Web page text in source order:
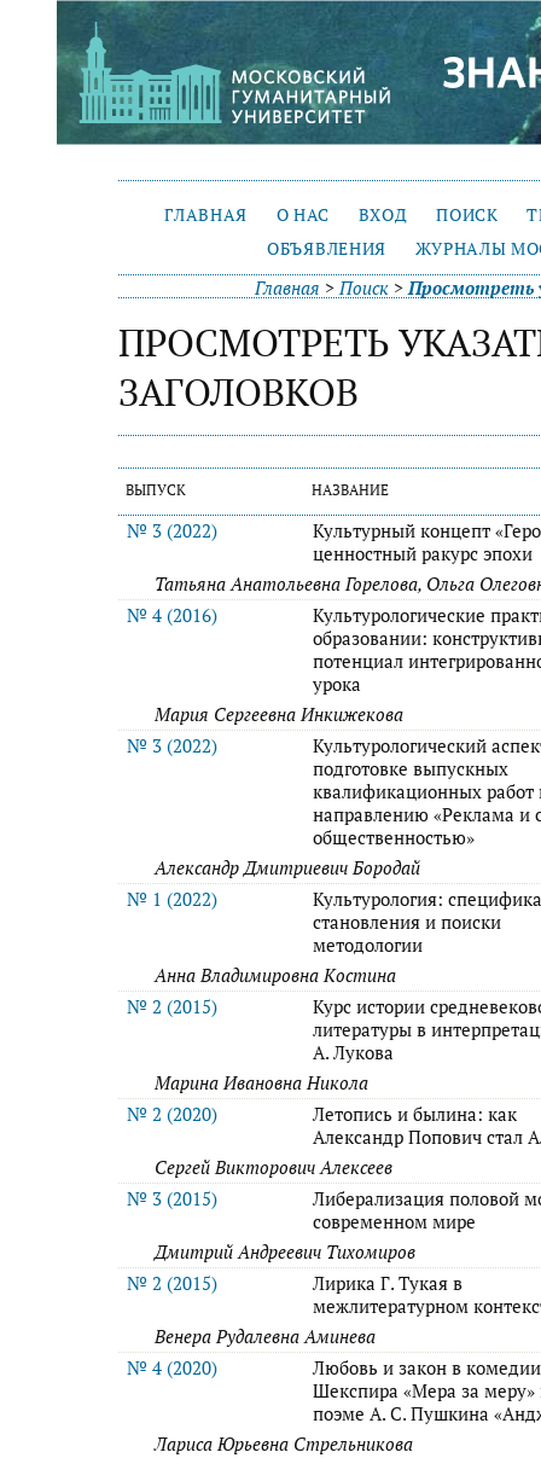
ГЛАВНАЯ О НАС ВХОД ПОИСК
ОБЪЯВЛЕНИЯ
ЖУРНАЛЫ
Главная >Поиск >Просмотреть
ПРОСМОТРЕТЬ
ЗАГОЛОВКОВ
ВЫПУСК НАЗВАНИЕ
№ 3 (2022)
Культурный концепт
ценностный ракурс эпохи
Татьяна Анатольевна Горелова, Ольга
№ 4 (2016)
Культурологические
образовании:
потенциал
урока
Мария Сергеевна Инкижекова
№ 3 (2022)
Культурологический
подготовке выпускных
квалификационных работ
направлению «Реклама и
общественностью»
Александр Дмитриевич Бородай
№ 1 (2022)
Культурология:
становления и поиски
методологии
Анна Владимировна Костина
№ 2 (2015)
Курс истории
литературы в
А. Лукова
Марина Ивановна Никола
№ 2 (2020)
Летопись и былина: как
Александр Попович стал
Сергей Викторович Алексеев
№ 3 (2015)
Либерализация половой
современном мире
Дмитрий Андреевич Тихомиров
№ 2 (2015)
Лирика Г. Тукая в
межлитературном
Венера Рудалевна Аминева
№ 4 (2020)
Любовь и закон в
Шекспира «Мера за меру»
поэме А. С. Пушкина
Лариса Юрьевна Стрельникова